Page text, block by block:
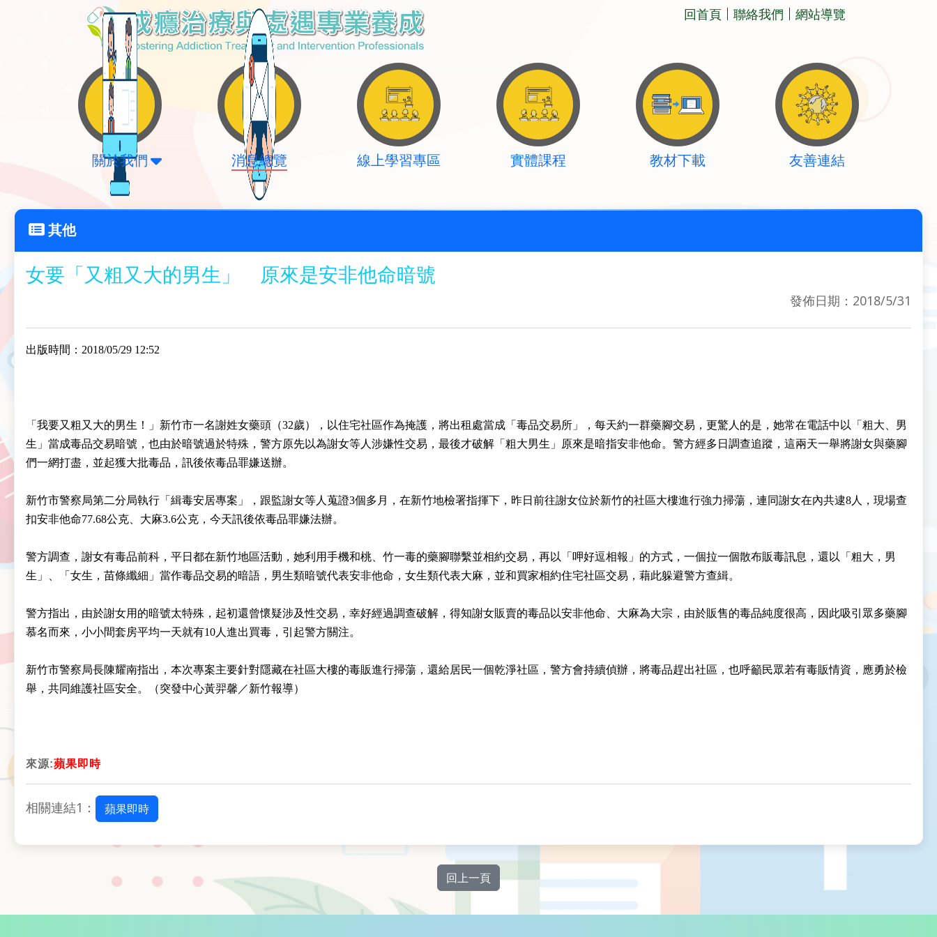
回首頁 聯絡我們 網站導覽
關於我們 消息總覽 線上學習專區 實體課程 教材下載 友善連結
其他
女要「又粗又大的男生」 原來是安非他命暗號
發佈日期：2018/5/31
出版時間：2018/05/29 12:52
「我要又粗又大的男生！」新竹市一名謝姓女藥頭（32歲），以住宅社區作為掩護，將出租處當成「毒品交易所」，每天約一群藥腳交易，更驚人的是，她常在電話中以「粗大、男
生」當成毒品交易暗號，也由於暗號過於特殊，警方原先以為謝女等人涉嫌性交易，最後才破解「粗大男生」原來是暗指安非他命。警方經多日調查追蹤，這兩天一舉將謝女與藥腳
們一網打盡，並起獲大批毒品，訊後依毒品罪嫌送辦。
新竹市警察局第二分局執行「緝毒安居專案」，跟監謝女等人蒐證3個多月，在新竹地檢署指揮下，昨日前往謝女位於新竹的社區大樓進行強力掃蕩，連同謝女在內共逮8人，現場查
扣安非他命77.68公克、大麻3.6公克，今天訊後依毒品罪嫌法辦。
警方調查，謝女有毒品前科，平日都在新竹地區活動，她利用手機和桃、竹一毒的藥腳聯繫並相約交易，再以「呷好逗相報」的方式，一個拉一個散布販毒訊息，還以「粗大，男
生」、「女生，苗條纖細」當作毒品交易的暗語，男生類暗號代表安非他命，女生類代表大麻，並和買家相約住宅社區交易，藉此躲避警方查緝。
警方指出，由於謝女用的暗號太特殊，起初還曾懷疑涉及性交易，幸好經過調查破解，得知謝女販賣的毒品以安非他命、大麻為大宗，由於販售的毒品純度很高，因此吸引眾多藥腳
慕名而來，小小間套房平均一天就有10人進出買毒，引起警方關注。
新竹市警察局長陳耀南指出，本次專案主要針對隱藏在社區大樓的毒販進行掃蕩，還給居民一個乾淨社區，警方會持續偵辦，將毒品趕出社區，也呼籲民眾若有毒販情資，應勇於檢
舉，共同維護社區安全。（突發中心黃羿馨／新竹報導）
來源:蘋果即時
相關連結1： 蘋果即時
回上一頁